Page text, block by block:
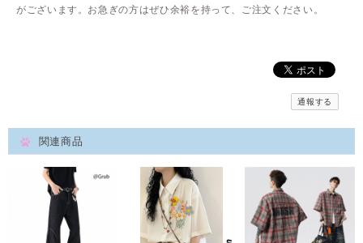
がございます。お急ぎの方はぜひ余裕を持って、ご注文ください。
通報する
関連商品